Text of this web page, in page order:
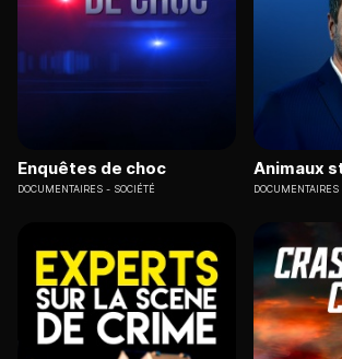
Enquêtes de choc
DOCUMENTAIRES SOCIÉTÉ
Animaux
DOCUMENTAIRES